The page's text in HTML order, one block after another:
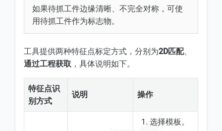
如果待抓工件边缘清晰、不完全对称，可使
用待抓工件作为标志物。
工具提供两种特征点标定方式，分别为2D匹配、
通过工程获取 ，具体说明如下。
特征点识
别方式
说明 操作
选择模板。